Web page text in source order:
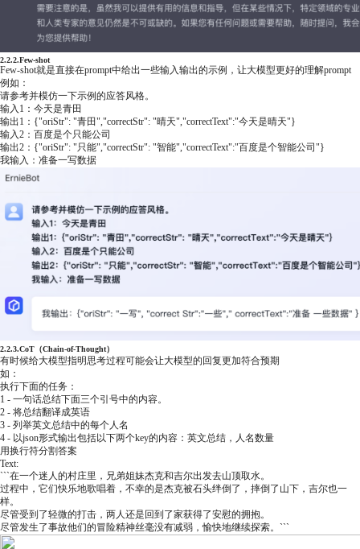
2.2.2.Few-shot
Few-shot就是直接在prompt中给出一些输入输出的示例，让大模型更好的理解prompt
例如：
请参考并模仿一下示例的应答风格。
输入1：今天是青田
输出1：{"oriStr": "青田","correctStr": "晴天","correctText":"今天是晴天"}
输入2：百度是个只能公司
输出2：{"oriStr": "只能","correctStr": "智能","correctText":"百度是个智能公司"}
我输入：准备一写数据
2.2.3.CoT（Chain-of-Thought）
有时候给大模型指明思考过程可能会让大模型的回复更加符合预期
如：
执行下面的任务：
1 - 一句话总结下面三个引号中的内容。
2 - 将总结翻译成英语
3 - 列举英文总结中的每个人名
4 - 以json形式输出包括以下两个key的内容：英文总结，人名数量
用换行符分割答案
Text:
```在一个迷人的村庄里，兄弟姐妹杰克和吉尔出发去山顶取水。
过程中，它们快乐地歌唱着，不幸的是杰克被石头绊倒了，摔倒了山下，吉尔也一
样。
尽管受到了轻微的打击，两人还是回到了家获得了安慰的拥抱。
尽管发生了事故他们的冒险精神丝毫没有减弱，愉快地继续探索。```